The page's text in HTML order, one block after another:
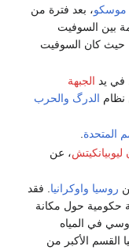
موسكو، بعد فترة من
بين السوفيت
حيث كان السوفيت
يد الجبهة
نظام الدرگ والحرب
المتحدة
، عن
روسيا واوكرانيا . فقد
حكومية حول مكانة
في المياه
القسم الأكبر من